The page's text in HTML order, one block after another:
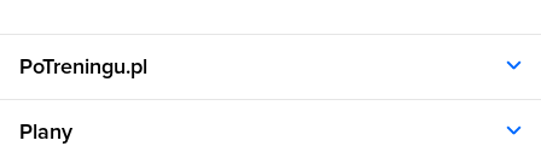
PoTreningu.pl
Polityka prywatności
Plany